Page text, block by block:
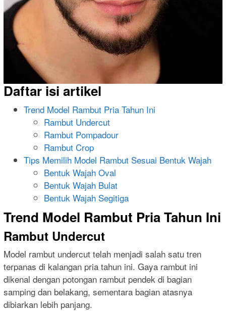
Daftar isi artikel
Trend Model Rambut Pria Tahun Ini
Rambut Undercut
Rambut Pompadour
Rambut Crop
Tips Memilih Model Rambut Sesuai Bentuk Wajah
Bentuk Wajah Oval
Bentuk Wajah Bulat
Bentuk Wajah Segitiga
Trend Model Rambut Pria Tahun Ini
Rambut Undercut
Model rambut undercut telah menjadi salah satu tren
terpanas di kalangan pria tahun ini. Gaya rambut ini
dikenal dengan potongan rambut pendek di bagian
samping dan belakang, sementara bagian atasnya
dibiarkan lebih panjang.